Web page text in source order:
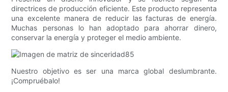
directrices de producción eficiente. Este producto representa
una excelente manera de reducir las facturas de energía.
Muchas personas lo han adoptado para ahorrar dinero,
conservar la energía y proteger el medio ambiente.
Nuestro objetivo es ser una marca global deslumbrante.
¡Compruébalo!